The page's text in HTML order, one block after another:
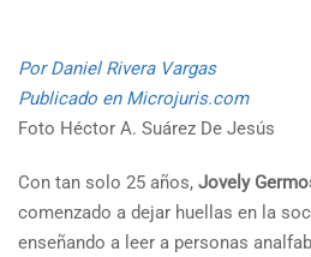
Por Daniel Rivera Vargas
Publicado en Microjuris.com
Foto Héctor A. Suárez De Jesús
Con tan solo 25 años, Jovely
comenzado a dejar huellas en la
enseñando a leer a personas